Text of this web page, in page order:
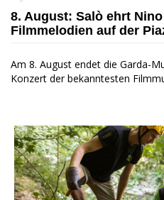
8. August: Salò ehrt
Filmmelodien auf der
Am 8. August endet die Garda-
Konzert der bekanntesten